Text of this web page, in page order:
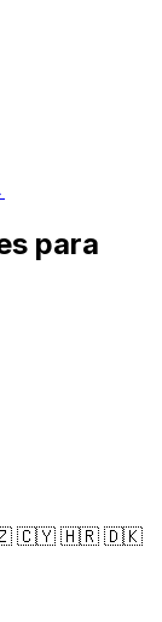
para
🇨🇾 🇭🇷 🇩🇰